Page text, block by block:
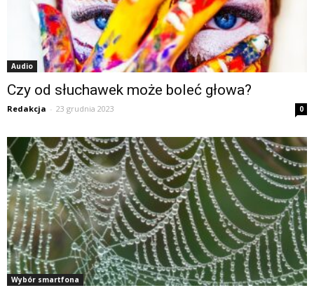
Audio
Czy od słuchawek może boleć głowa?
Redakcja - 23 grudnia 2023 0
Wybór smartfona